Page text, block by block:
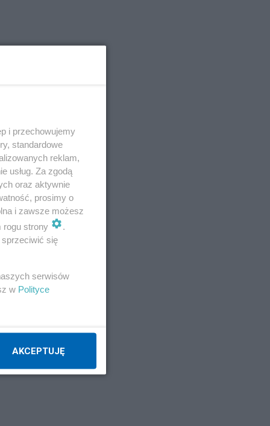
i przechowujemy
standardowe
reklam,
usług. Za zgodą
oraz aktywnie
prosimy o
i zawsze możesz
rogu strony
.
się
serwisów
w Polityce
AKCEPTUJĘ